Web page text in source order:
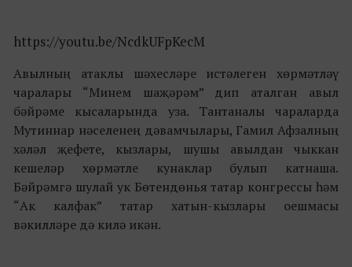
https://youtu.be/NcdkUFpKecM
Авылның атаклы шәхесләре истәлеген хөрмәтләү
чаралары “Минем шаҗәрәм” дип аталган авыл
бәйрәме кысаларында уза. Тантаналы чараларда
Мутиннар нәселенең дәвамчылары, Гамил Афзалның
хәләл җефете, кызлары, шушы авылдан чыккан
кешеләр хөрмәтле кунаклар булып катнаша.
Бәйрәмгә шулай ук Бөтендөнья татар конгрессы һәм
“Ак калфак” татар хатын-кызлары оешмасы
вәкилләре дә килә икән.